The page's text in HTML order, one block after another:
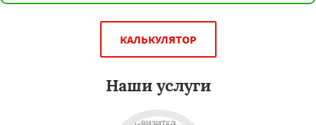
КАЛЬКУЛЯТОР
Наши услуги